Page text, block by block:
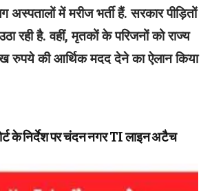
में मरीज भर्ती हैं. सरकार पीड़ितों
रही है. वहीं, मृतकों के परिजनों को राज्य
रुपये की आर्थिक मदद देने का ऐलान किया
के निर्देश पर चंदन नगर TI लाइन अटैच